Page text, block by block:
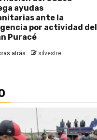
ayudas
ante la
por actividad del
Puracé
atrás silvestre